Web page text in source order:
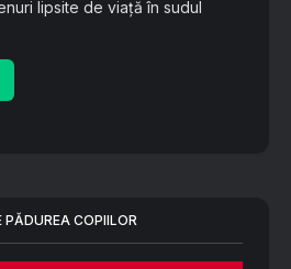
lipsite de viață în sudul
PĂDUREA COPIILOR